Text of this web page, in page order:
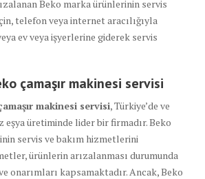
Beko marka ürünlerinin servis
telefon veya internet aracılığıyla
ev veya işyerlerine giderek servis
çamaşır makinesi servisi
makinesi servisi, Türkiye’de ve
eşya üretiminde lider bir firmadır. Beko
servis ve bakım hizmetlerini
ürünlerin arızalanması durumunda
onarımları kapsamaktadır. Ancak, Beko